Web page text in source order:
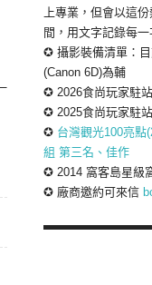
上專業，但會以這
間，用文字記錄每
✪ 攝影裝備清單：
(Canon 6D)為輔
✪ 2026食尚玩家駐
✪ 2025食尚玩家駐
✪ 台灣觀光100亮點
組 第三名、佳作
✪ 2014 窩客島星級
✪ 廠商邀約可來信